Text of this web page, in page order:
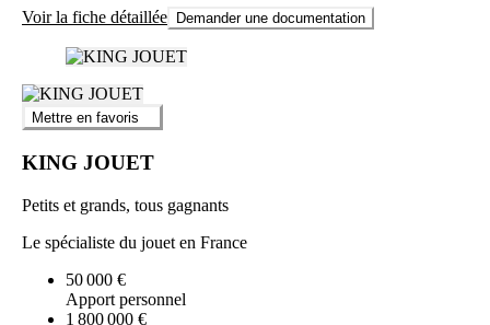
Voir la fiche détaillée Demander une documentation
Mettre en favoris
KING JOUET
Petits et grands, tous gagnants
Le spécialiste du jouet en France
50 000 €
Apport personnel
1 800 000 €